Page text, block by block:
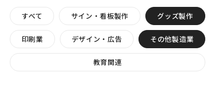
すべて サイン・看板製作 グッズ製作
印刷業 デザイン・広告 その他製造業
教育関連